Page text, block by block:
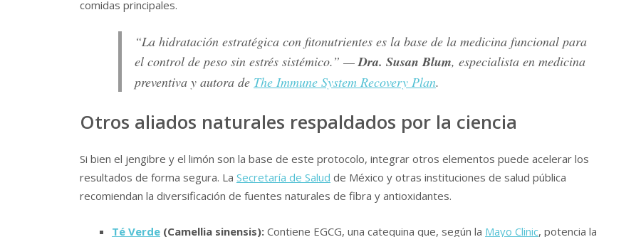
comidas principales.
“La hidratación estratégica con fitonutrientes es la base de la medicina funcional para
el control de peso sin estrés sistémico.” —Dra. Susan Blum, especialista en medicina
preventiva y autora de The Immune System Recovery Plan.
Otros aliados naturales respaldados por la ciencia
Si bien el jengibre y el limón son la base de este protocolo, integrar otros elementos puede acelerar los
resultados de forma segura. La Secretaría de Salud de México y otras instituciones de salud pública
recomiendan la diversificación de fuentes naturales de fibra y antioxidantes.
Té Verde (Camellia sinensis): Contiene EGCG, una catequina que, según la Mayo Clinic, potencia la